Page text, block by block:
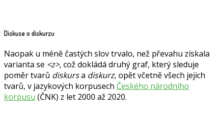
Diskuse o diskurzu
Naopak u méně častých slov trvalo, než převahu získala
varianta se <z>, což dokládá druhý graf, který sleduje
poměr tvarů diskursa diskurz, opět včetně všech jejich
tvarů, v jazykových korpusech Českého národního
korpusu (ČNK) z let 2000 až 2020.